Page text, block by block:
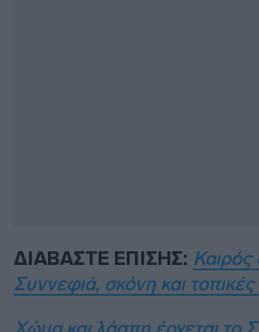
ΔΙΑΒΑΣΤΕ ΕΠΙΣΗΣ:
Συννεφιά, σκόνη και